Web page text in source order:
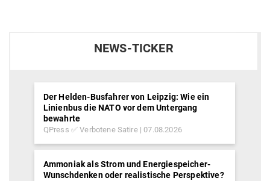
NEWS-TICKER
Der Helden-Busfahrer von Leipzig: Wie ein
Linienbus die NATO vor dem Untergang
bewahrte
QPress ✅ Verbotene Satire 07.08.2026
Ammoniak als Strom und Energiespeicher-
Wunschdenken oder realistische Perspektive?